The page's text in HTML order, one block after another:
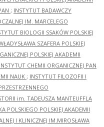
; INSTYTUT BADAWCZY
IM. MARCELEGO
BIOLOGII SSAKÓW POLSKIEJ
SZAFERA POLSKIEJ
POLSKIEJ AKADEMII
INSTYTUT CHEMII ORGANICZNEJ PAN
NAUK ; INSTYTUT FILOZOFII I
im. TADEUSZA MANTEUFFLA
POLSKIEGO POLSKIEJ AKADEMII
I KLINICZNEJ IM.MIROSŁAWA